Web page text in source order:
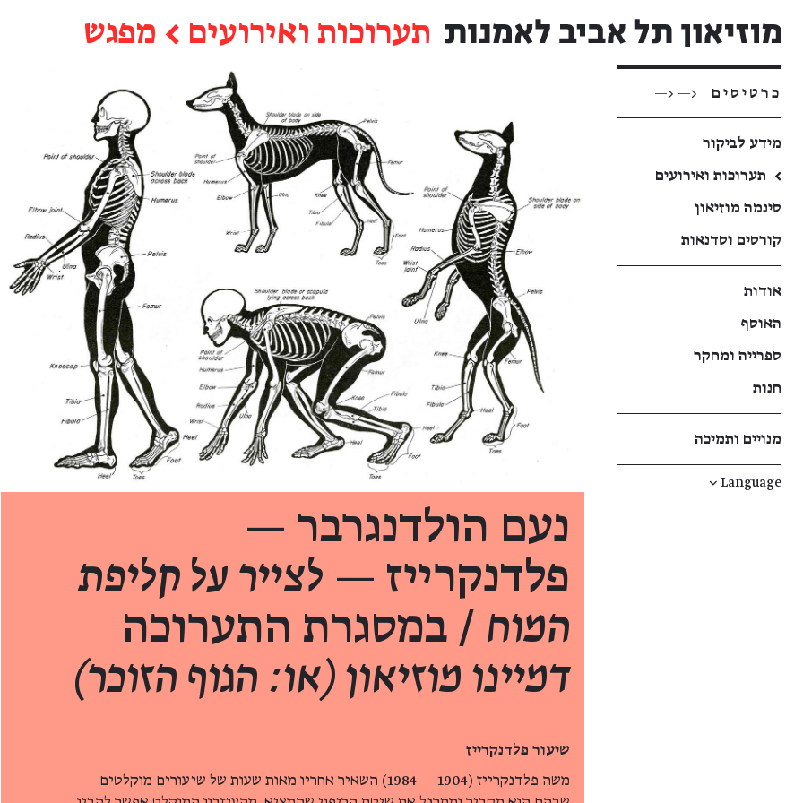
תערוכות ואירועים ← מפגש
כרטיסים <— <—
מידע לביקור
←
תערוכות ואירועים
סינמה מוזיאון
קורסים וסדנאות
אודות
האוסף
ספרייה ומחקר
חנות
מנויים ותמיכה
Language
↓
נעם הולדנגרבר —
פלדנקרייז — לצייר על קליפת
המוח / במסגרת התערוכה
דמיינו מוזיאון (או: הגוף הזוכר)
שיעור פלדנקרייז
משה פלדנקרייז (1904 — 1984) השאיר אחריו מאות שעות של שיעורים מוקלטים